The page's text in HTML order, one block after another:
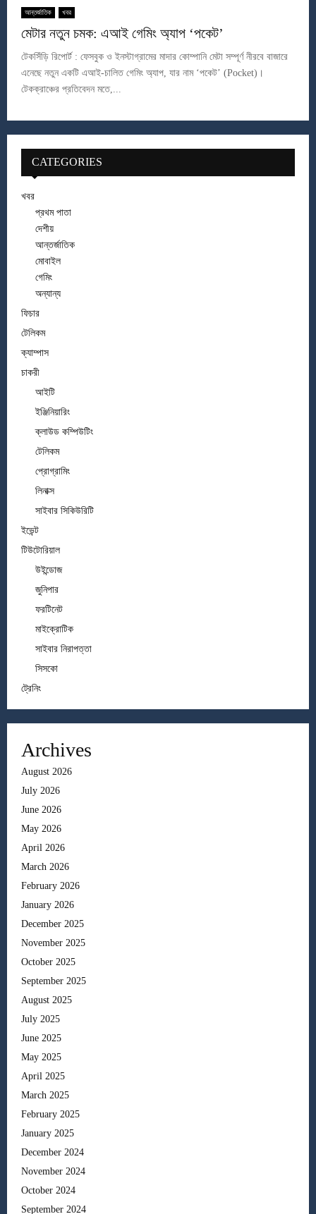
আন্তর্জাতিক খবর
মেটার নতুন চমক: এআই গেমিং অ্যাপ ‘পকেট’
টেকসিঁড়ি রিপোর্ট : ফেসবুক ও ইনস্টাগ্রামের মাদার কোম্পানি মেটা সম্পূর্ণ নীরবে বাজারে
এনেছে নতুন একটি এআই-চালিত গেমিং অ্যাপ, যার নাম ‘পকেট’ (Pocket)।
টেকক্রাঞ্চের প্রতিবেদন মতে,...
CATEGORIES
খবর
প্রথম পাতা
দেশীয়
আন্তর্জাতিক
মোবাইল
গেমিং
অন্যান্য
ফিচার
টেলিকম
ক্যাম্পাস
চাকরী
আইটি
ইঞ্জিনিয়ারিং
ক্লাউড কম্পিউটিং
টেলিকম
প্রোগ্রামিং
লিনাক্স
সাইবার সিকিউরিটি
ইভেন্ট
টিউটোরিয়াল
উইন্ডোজ
জুনিপার
ফরটিনেট
মাইক্রোটিক
সাইবার নিরাপত্তা
সিসকো
ট্রেনিং
Archives
August 2026
July 2026
June 2026
May 2026
April 2026
March 2026
February 2026
January 2026
December 2025
November 2025
October 2025
September 2025
August 2025
July 2025
June 2025
May 2025
April 2025
March 2025
February 2025
January 2025
December 2024
November 2024
October 2024
September 2024